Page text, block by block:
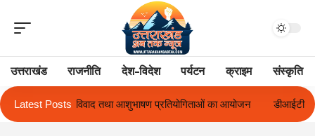
उत्तराखंड राजनीति देश-विदेश पर्यटन क्राइम संस्कृति
Latest Postsका आयोजन डीआईटी विश्वविद्यालय ने दो दिवसीय ‘दीक्षारंभ